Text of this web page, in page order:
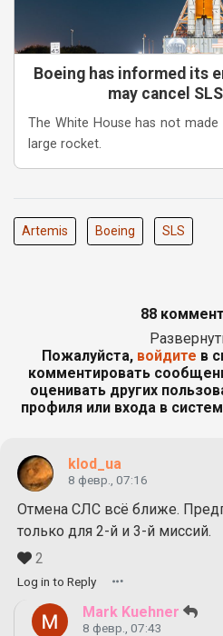
Boeing has informed its
may cancel
The White House has not
large rocket.
Artemis Boeing SLS
88
Пожалуйста, войдите в
комментировать
оценивать других
профиля или входа в
klod_ua
8 февр., 07:16
Отмена СЛС всё ближе.
только для 2-й и 3-й миссий.
2
Log in to Reply
Mark Kuehner
8 февр., 07:43